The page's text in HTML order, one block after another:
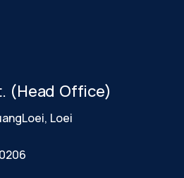
(Head Office)
Loei